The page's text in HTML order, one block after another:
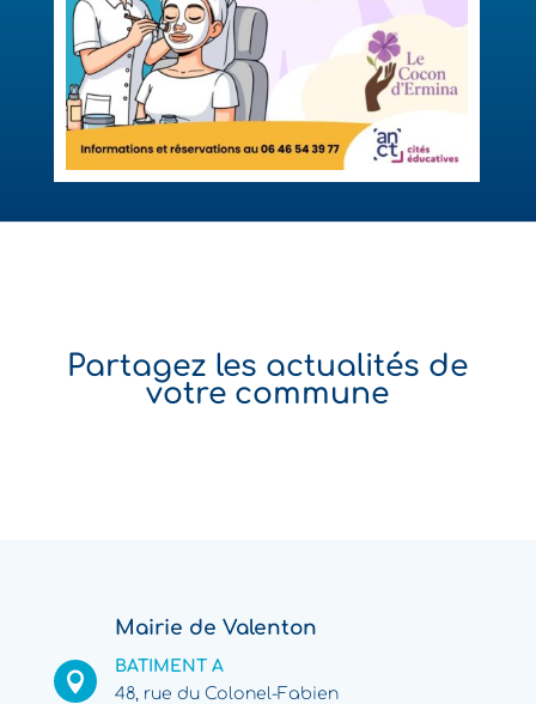
Partagez les actualités de
votre commune
Mairie de Valenton

BATIMENT A
48, rue du Colonel-Fabien